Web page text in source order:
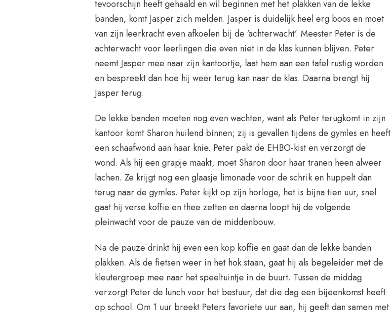
tevoorschijn heeft gehaald en wil beginnen met het plakken van de lekke
banden, komt Jasper zich melden. Jasper is duidelijk heel erg boos en moet
van zijn leerkracht even afkoelen bij de ‘achterwacht’. Meester Peter is de
achterwacht voor leerlingen die even niet in de klas kunnen blijven. Peter
neemt Jasper mee naar zijn kantoortje, laat hem aan een tafel rustig worden
en bespreekt dan hoe hij weer terug kan naar de klas. Daarna brengt hij
Jasper terug.
De lekke banden moeten nog even wachten, want als Peter terugkomt in zijn
kantoor komt Sharon huilend binnen; zij is gevallen tijdens de gymles en heeft
een schaafwond aan haar knie. Peter pakt de EHBO-kist en verzorgt de
wond. Als hij een grapje maakt, moet Sharon door haar tranen heen alweer
lachen. Ze krijgt nog een glaasje limonade voor de schrik en huppelt dan
terug naar de gymles. Peter kijkt op zijn horloge, het is bijna tien uur, snel
gaat hij verse koffie en thee zetten en daarna loopt hij de volgende
pleinwacht voor de pauze van de middenbouw.
Na de pauze drinkt hij even een kop koffie en gaat dan de lekke banden
plakken. Als de fietsen weer in het hok staan, gaat hij als begeleider met de
kleutergroep mee naar het speeltuintje in de buurt. Tussen de middag
verzorgt Peter de lunch voor het bestuur, dat die dag een bijeenkomst heeft
op school. Om 1 uur breekt Peters favoriete uur aan, hij geeft dan samen met